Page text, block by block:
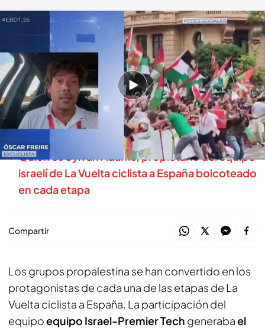
Óscar Freire, ciclista cuatro.com
Miguel Barroso
05 SEP 2025 - 14:27h.
Las protestas propalestina bloquean la Vuelta y
dejan la etapa con final en Bilbao sin ningún
ganador
Quién es Sylvan Adams, propietario del equipo
israelí de La Vuelta ciclista a España boicoteado
en cada etapa
Compartir
Los grupos propalestina se han convertido en los
protagonistas de cada una de las etapas de La
Vuelta ciclista a España. La participación del
equipoequipo Israel-Premier Tech generabael